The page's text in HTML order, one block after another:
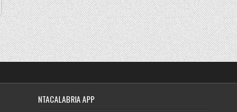
NTACALABRIA APP